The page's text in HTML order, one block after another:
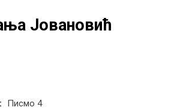
Јовановић
Писмо 4